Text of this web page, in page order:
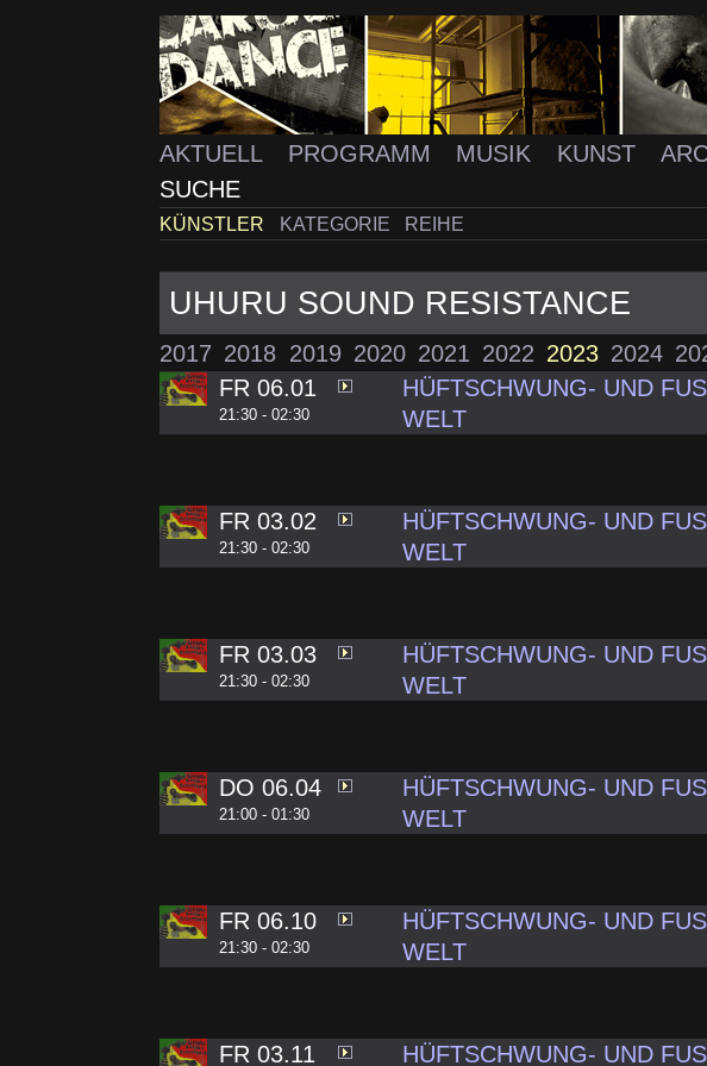
AKTUELL PROGRAMM MUSIK KUNST
SUCHE
KÜNSTLER KATEGORIE REIHE
UHURU SOUND RESISTANCE
2017 2018 2019 2020 2021 2022 2023 2024
FR 06.01
21:30 - 02:30
HÜFTSCHWUNG- UND
WELT
FR 03.02
21:30 - 02:30
HÜFTSCHWUNG- UND
WELT
FR 03.03
21:30 - 02:30
HÜFTSCHWUNG- UND
WELT
DO 06.04
21:00 - 01:30
HÜFTSCHWUNG- UND
WELT
FR 06.10
21:30 - 02:30
HÜFTSCHWUNG- UND
WELT
FR 03.11 HÜFTSCHWUNG- UND